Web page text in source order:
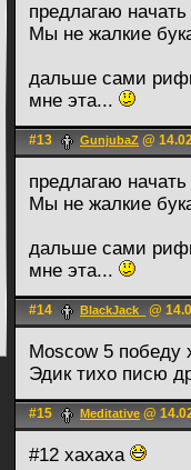
предлагаю начать
Мы не жалкие
дальше сами
мне эта...
#13 GunjubaZ @
предлагаю начать
Мы не жалкие
дальше сами
мне эта...
#14 BlackJack_ @
Мoscow 5 победу
Эдик тихо писю
#15 Meditative @
#12 xaxaxa